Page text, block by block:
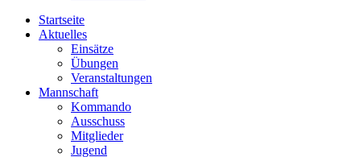
Startseite
Aktuelles
Einsätze
Übungen
Veranstaltungen
Mannschaft
Kommando
Ausschuss
Mitglieder
Jugend